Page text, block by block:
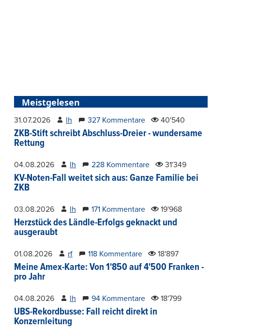
Meistgelesen
31.07.2026 lh 327 Kommentare 40'540
ZKB-Stift schreibt Abschluss-Dreier - wundersame
Rettung
04.08.2026 lh 228 Kommentare 31'349
KV-Noten-Fall weitet sich aus: Ganze Familie bei
ZKB
03.08.2026 lh 171 Kommentare 19'968
Herzstück des Ländle-Erfolgs geknackt und
ausgeraubt
01.08.2026 rf 118 Kommentare 18'897
Meine Amex-Karte: Von 1'850 auf 4'500 Franken -
pro Jahr
04.08.2026 lh 94 Kommentare 18'799
UBS-Rekordbusse: Fall reicht direkt in
Konzernleitung